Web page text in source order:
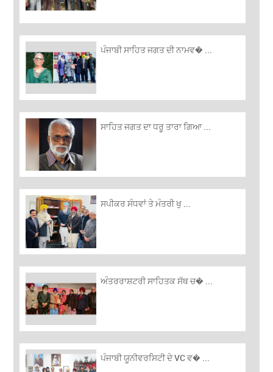
ਪੰਜਾਬੀ ਸਾਹਿਤ ਜਗਤ ਦੀ ਨਾਮਵ� ...
ਸਾਹਿਤ ਜਗਤ ਦਾ ਧਰੂ ਤਾਰਾ ਗਿਆ ...
ਸਪੀਕਰ ਸੰਧਵਾਂ ਤੇ ਮੰਤਰੀ ਖੁ ...
ਅੰਤਰਰਾਸ਼ਟਰੀ ਸਾਹਿਤਕ ਸੱਥ ਚ� ...
ਪੰਜਾਬੀ ਯੂਨੀਵਰਸਿਟੀ ਦੇ VC ਵ� ...